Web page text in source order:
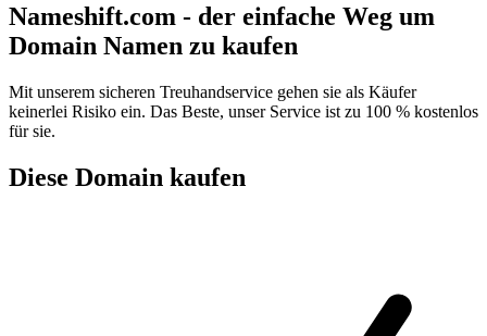
Nameshift.com - der einfache Weg um
Domain Namen zu kaufen
Mit unserem sicheren Treuhandservice gehen sie als Käufer
keinerlei Risiko ein. Das Beste, unser Service ist zu 100 % kostenlos
für sie.
Diese Domain kaufen